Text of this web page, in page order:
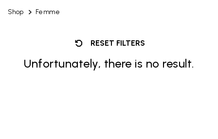
Shop Femme
RESET FILTERS
Unfortunately, there is no result.